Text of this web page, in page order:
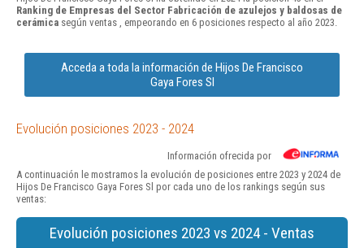
Ranking de Empresas del Sector Fabricación de azulejos y baldosas de
cerámica según ventas , empeorando en 6 posiciones respecto al año 2023.
Acceda a toda la información de Hijos De Francisco
Gaya Fores Sl
Evolución posiciones 2023 - 2024
Información ofrecida por
A continuación le mostramos la evolución de posiciones entre 2023 y 2024 de
Hijos De Francisco Gaya Fores Sl por cada uno de los rankings según sus
ventas:
Evolución posiciones 2023 vs 2024 - Ventas